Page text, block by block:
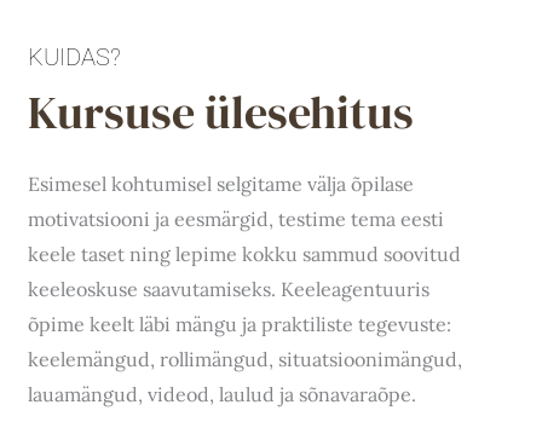
KUIDAS?
Kursuse ülesehitus
Esimesel kohtumisel selgitame välja õpilase
motivatsiooni ja eesmärgid, testime tema eesti
keele taset ning lepime kokku sammud soovitud
keeleoskuse saavutamiseks. Keeleagentuuris
õpime keelt läbi mängu ja praktiliste tegevuste:
keelemängud, rollimängud, situatsioonimängud,
lauamängud, videod, laulud ja sõnavaraõpe.